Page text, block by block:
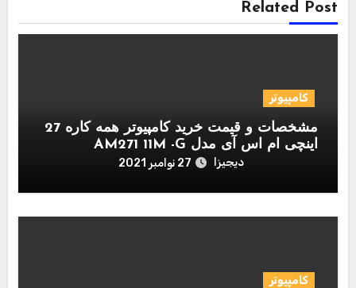
Related Post
کامپیوتر
مشخصات و قیمت خرید کامپیوتر همه کاره 27
اینچی ام اس آی مدل AM271 11M -G
دیجیزا 27 نوامبر 2021
کامپیوتر